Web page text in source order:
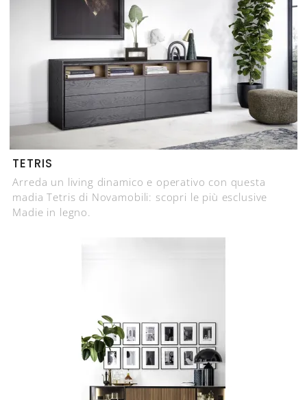
TETRIS
Arreda un living dinamico e operativo con questa
madia Tetris di Novamobili: scopri le più esclusive
Madie in legno.